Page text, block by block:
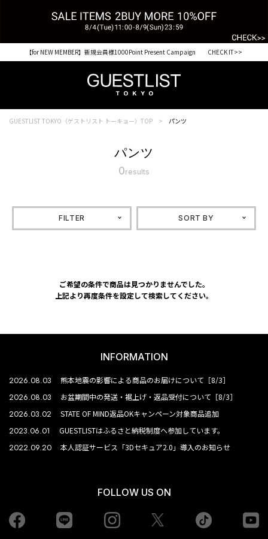
税込33,000円以上ご購入で送料無料 CHECK IT>>
【for NEW MEMBER】新規会員様1000Point Present Campaign CHECK IT>>
GUESTLIST TOKYO（ゲストリスト トーキョー）TOP パンツ
パンツ
0results
FILTER SORT BY
ご希望の条件で商品は見つかりませんでした。
上記より再度条件を設定して検索してください。
INFORMATION
2026.08.03 熊本地震の影響による商品のお届けについて［8/3］
2026.08.03 お盆期間中の発送・裾上げ・返品受付について［8/3］
2026.03.02 STATE OF MIND返品OKキャンペーン対象商品追加
2023.06.01 GUESTLISTはふるさと納税制度へ参加しています。
2022.09.20 本人認証サービス「3Dセキュア2.0」導入のお知らせ
FOLLOW US ON
Facebook Instagram tiktok